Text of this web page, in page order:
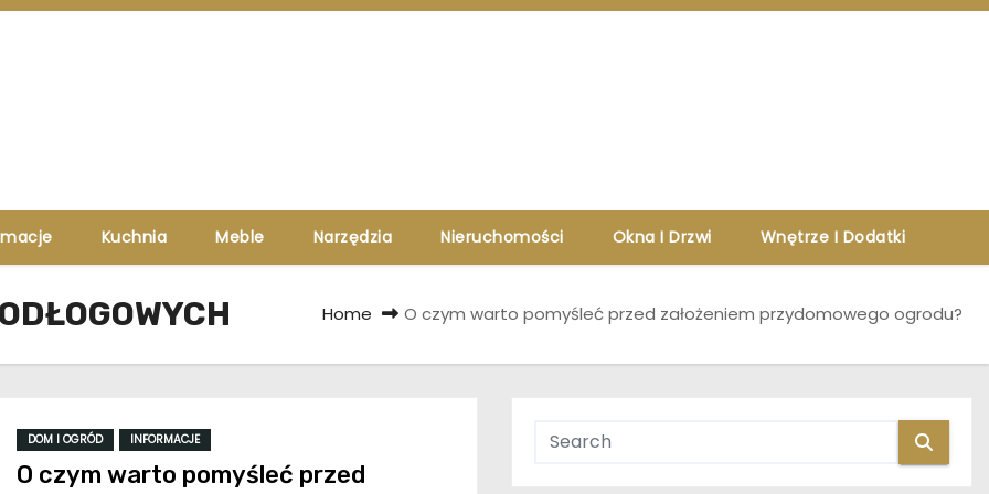
Kuchnia Meble Narzędzia Nieruchomości Okna I Drzwi Wnętrze I Dodatki
Home O czym warto pomyśleć przed założeniem przydomowego ogrodu?
DOM I OGRÓD INFORMACJE
O czym warto pomyśleć przed